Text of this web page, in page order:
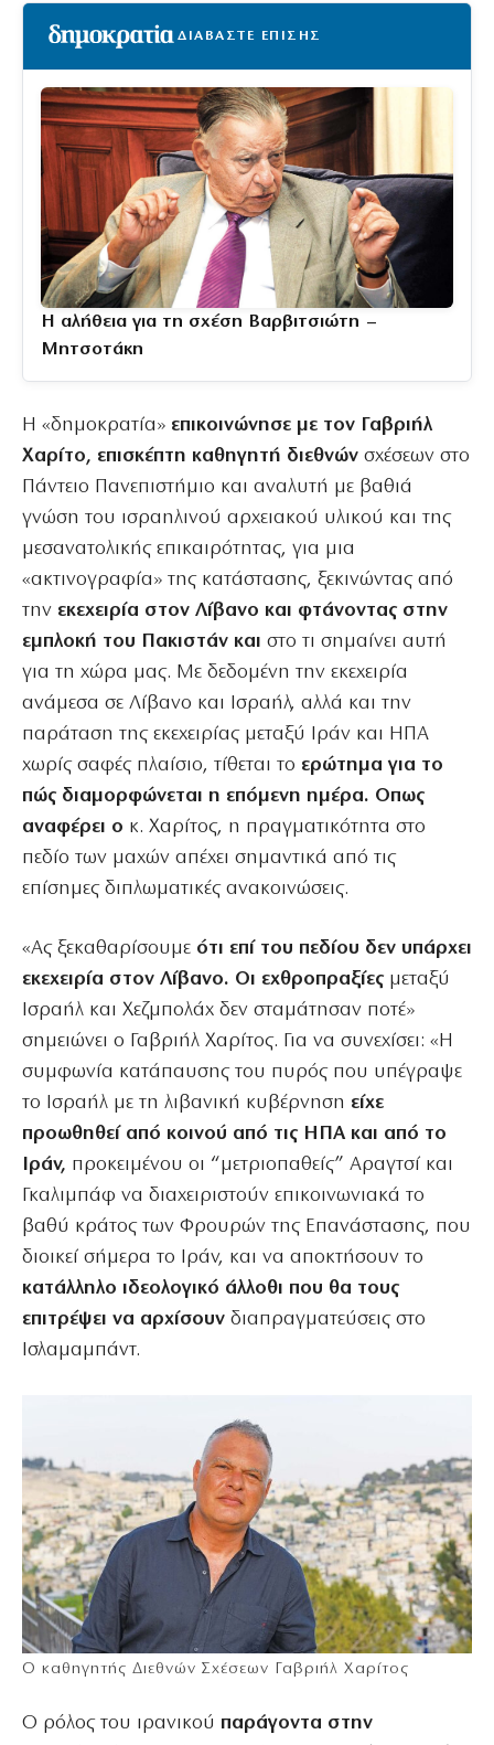
ΔΙΑΒΑΣΤΕ ΕΠΙΣΗΣ
Η αλήθεια για τη σχέση Βαρβιτσιώτη –
Μητσοτάκη
Η «δημοκρατία» επικοινώνησε με τον Γαβριήλ
Χαρίτο, επισκέπτη καθηγητή διεθνών σχέσεων στο
Πάντειο Πανεπιστήμιο και αναλυτή με βαθιά
γνώση του ισραηλινού αρχειακού υλικού και της
μεσανατολικής επικαιρότητας, για μια
«ακτινογραφία» της κατάστασης, ξεκινώντας από
την εκεχειρία στον Λίβανο και φτάνοντας στην
εμπλοκή του Πακιστάν και στο τι σημαίνει αυτή
για τη χώρα μας. Με δεδομένη την εκεχειρία
ανάμεσα σε Λίβανο και Ισραήλ, αλλά και την
παράταση της εκεχειρίας μεταξύ Ιράν και ΗΠΑ
χωρίς σαφές πλαίσιο, τίθεται το ερώτημα για το
πώς διαμορφώνεται η επόμενη ημέρα. Οπως
αναφέρει ο κ. Χαρίτος, η πραγματικότητα στο
πεδίο των μαχών απέχει σημαντικά από τις
επίσημες διπλωματικές ανακοινώσεις.
«Ας ξεκαθαρίσουμε ότι επί του πεδίου δεν υπάρχει
εκεχειρία στον Λίβανο. Οι εχθροπραξίες μεταξύ
Ισραήλ και Χεζμπολάχ δεν σταμάτησαν ποτέ»
σημειώνει ο Γαβριήλ Χαρίτος. Για να συνεχίσει: «Η
συμφωνία κατάπαυσης του πυρός που υπέγραψε
το Ισραήλ με τη λιβανική κυβέρνηση είχε
προωθηθεί από κοινού από τις ΗΠΑ και από το
Ιράν, προκειμένου οι “μετριοπαθείς” Αραγτσί και
Γκαλιμπάφ να διαχειριστούν επικοινωνιακά το
βαθύ κράτος των Φρουρών της Επανάστασης, που
διοικεί σήμερα το Ιράν, και να αποκτήσουν το
κατάλληλο ιδεολογικό άλλοθι που θα τους
επιτρέψει να αρχίσουν διαπραγματεύσεις στο
Ισλαμαμπάντ.
Ο καθηγητής Διεθνών Σχέσεων Γαβριήλ Χαρίτος
Ο ρόλος του ιρανικού παράγοντα στην